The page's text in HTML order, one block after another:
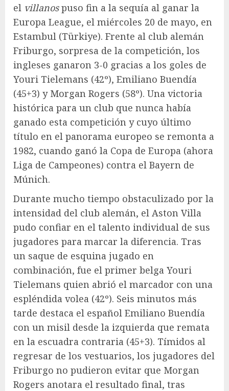
el villanospuso fin a la sequía al ganar la
Europa League, el miércoles 20 de mayo, en
Estambul (Türkiye). Frente al club alemán
Friburgo, sorpresa de la competición, los
ingleses ganaron 3-0 gracias a los goles de
Youri Tielemans (42º), Emiliano Buendía
(45+3) y Morgan Rogers (58º). Una victoria
histórica para un club que nunca había
ganado esta competición y cuyo último
título en el panorama europeo se remonta a
1982, cuando ganó la Copa de Europa (ahora
Liga de Campeones) contra el Bayern de
Múnich.
Durante mucho tiempo obstaculizado por la
intensidad del club alemán, el Aston Villa
pudo confiar en el talento individual de sus
jugadores para marcar la diferencia. Tras
un saque de esquina jugado en
combinación, fue el primer belga Youri
Tielemans quien abrió el marcador con una
espléndida volea (42º). Seis minutos más
tarde destaca el español Emiliano Buendía
con un misil desde la izquierda que remata
en la escuadra contraria (45+3). Tímidos al
regresar de los vestuarios, los jugadores del
Friburgo no pudieron evitar que Morgan
Rogers anotara el resultado final, tras